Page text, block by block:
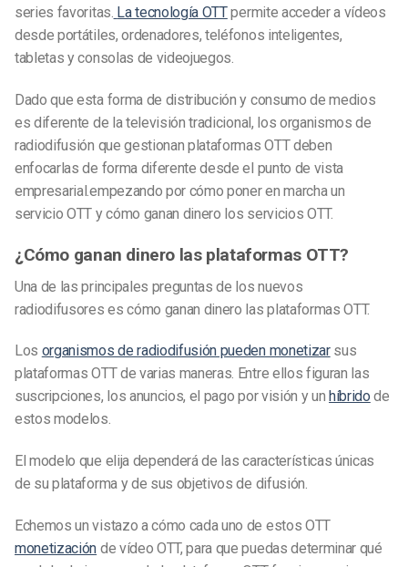
series favoritas. La tecnología OTTpermite acceder a vídeos
desde portátiles, ordenadores, teléfonos inteligentes,
tabletas y consolas de videojuegos.
Dado que esta forma de distribución y consumo de medios
es diferente de la televisión tradicional, los organismos de
radiodifusión que gestionan plataformas OTT deben
enfocarlas de forma diferente desde el punto de vista
empresarial.empezando por cómo poner en marcha un
servicio OTT y cómo ganan dinero los servicios OTT.
¿Cómo ganan dinero las plataformas OTT?
Una de las principales preguntas de los nuevos
radiodifusores es cómo ganan dinero las plataformas OTT.
Los organismos de radiodifusión pueden monetizarsus
plataformas OTT de varias maneras. Entre ellos figuran las
suscripciones, los anuncios, el pago por visión y un híbrido de
estos modelos.
El modelo que elija dependerá de las características únicas
de su plataforma y de sus objetivos de difusión.
Echemos un vistazo a cómo cada uno de estos OTT
monetización de vídeo OTT,para que puedas determinar qué